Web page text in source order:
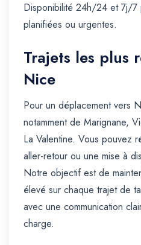
Disponibilité 24h/24 et 7j/7
planifiées ou urgentes.
Trajets les plus
Nice
Pour un déplacement vers
notamment de Marignane,
La Valentine. Vous pouvez
aller-retour ou une mise à
Notre objectif est de
élevé sur chaque trajet de
avec une communication
charge.